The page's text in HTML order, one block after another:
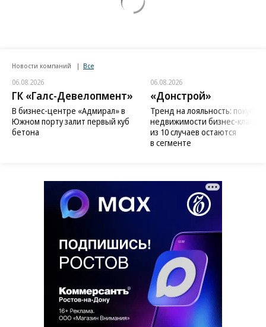
Новости компаний Все
06.08.2026
ГК «Галс-Девелопмент»
В бизнес-центре «Адмирал» в
Южном порту залит первый куб
бетона
06.08.2026
«Донстрой»
Тренд на лояльность:
недвижимости бизнес-класса
из 10 случаев остаются
в сегменте